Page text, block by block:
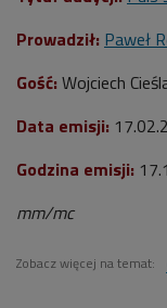
Prowadził: Paweł
Gość: Wojciech
Data emisji:
Godzina emisji:
mm/mc
Zobacz więcej na temat: